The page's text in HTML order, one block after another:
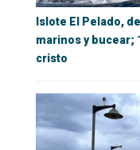
Islote El Pelado,
marinos y bucear;
cristo